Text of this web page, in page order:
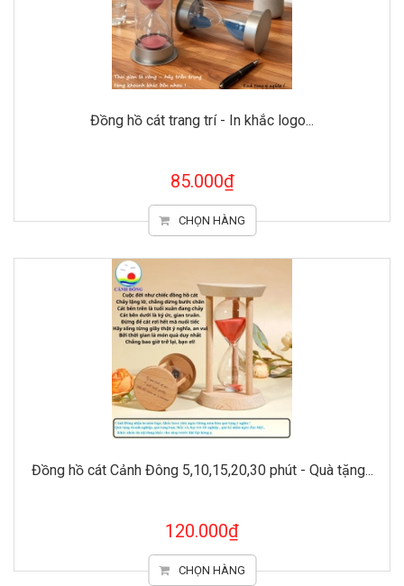
Đồng hồ cát trang trí - In khắc logo...
85.000₫
CHỌN HÀNG
Đồng hồ cát Cảnh Đông 5,10,15,20,30 phút - Quà tặng...
120.000₫
CHỌN HÀNG